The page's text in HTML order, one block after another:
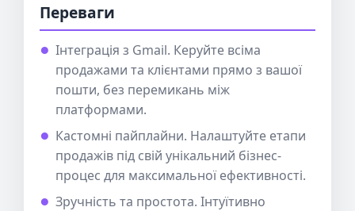
Переваги
Інтеграція з Gmail. Керуйте всіма
продажами та клієнтами прямо з вашої
пошти, без перемикань між
платформами.
Кастомні пайплайни. Налаштуйте етапи
продажів під свій унікальний бізнес-
процес для максимальної ефективності.
Зручність та простота. Інтуїтивно